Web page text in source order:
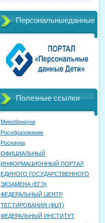
Персональныеданные
Полезные ссылки
Минобрнауки
Рособразование
Роснаука
ОФИЦИАЛЬНЫЙ
ИНФОРМАЦИОННЫЙ ПОРТАЛ
ЕДИНОГО ГОСУДАРСТВЕННОГО
ЭКЗАМЕНА (ЕГЭ)
ФЕДЕРАЛЬНЫЙ ЦЕНТР
ТЕСТИРОВАНИЯ (ФЦТ)
ФЕДЕРАЛЬНЫЙ ИНСТИТУТ